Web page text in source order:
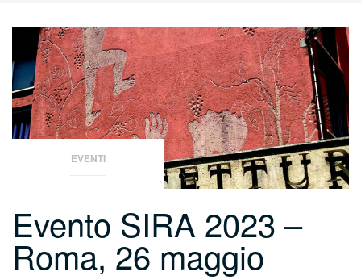
EVENTI
Evento SIRA 2023 –
Roma, 26 maggio